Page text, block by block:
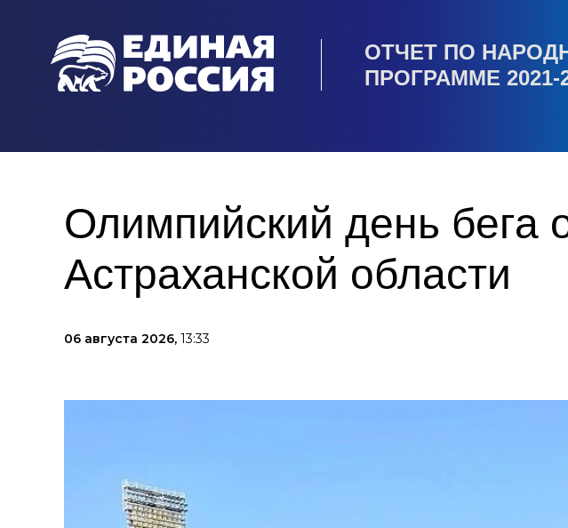
ОТЧЕТ ПО
ПРОГРАММЕ 2021-
Олимпийский день бега
Астраханской области
06 августа 2026, 13:33